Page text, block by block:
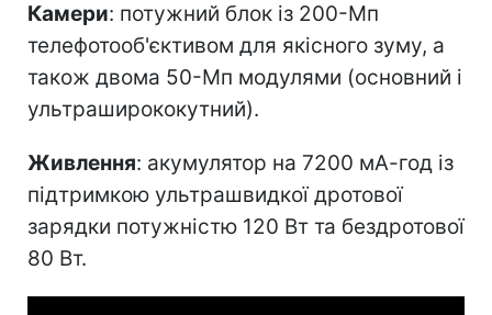
Камери: потужний блок із 200-Мп
телефотооб'єктивом для якісного зуму, а
також двома 50-Мп модулями (основний і
ультраширококутний).
Живлення: акумулятор на 7200 мА-год із
підтримкою ультрашвидкої дротової
зарядки потужністю 120 Вт та бездротової
80 Вт.